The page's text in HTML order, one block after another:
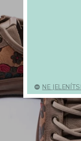
NE